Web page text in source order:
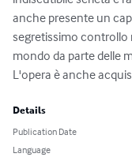
anche presente un
segretissimo controllo
mondo da parte delle
L'opera è anche
Details
Publication Date
Language